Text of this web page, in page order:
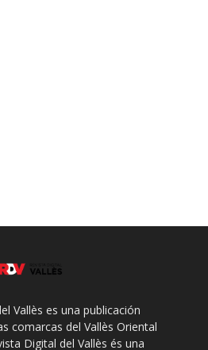
Vallès es una publicación
comarcas del Vallès Oriental
Digital del Vallès és una